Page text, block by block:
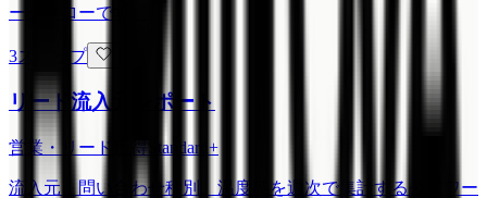
ークフローです。
3ステップ
リード流入元レポート
営業・リード獲得 Standard+
流入元、問い合わせ種別、温度感を週次で集計する公式ワー